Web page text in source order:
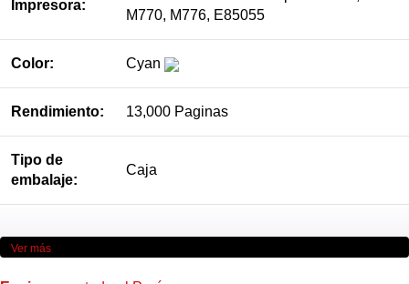
Impresora:
M770, M776, E85055
Color: Cyan
Rendimiento: 13,000 Paginas
Tipo de
embalaje:
Caja
Ver más